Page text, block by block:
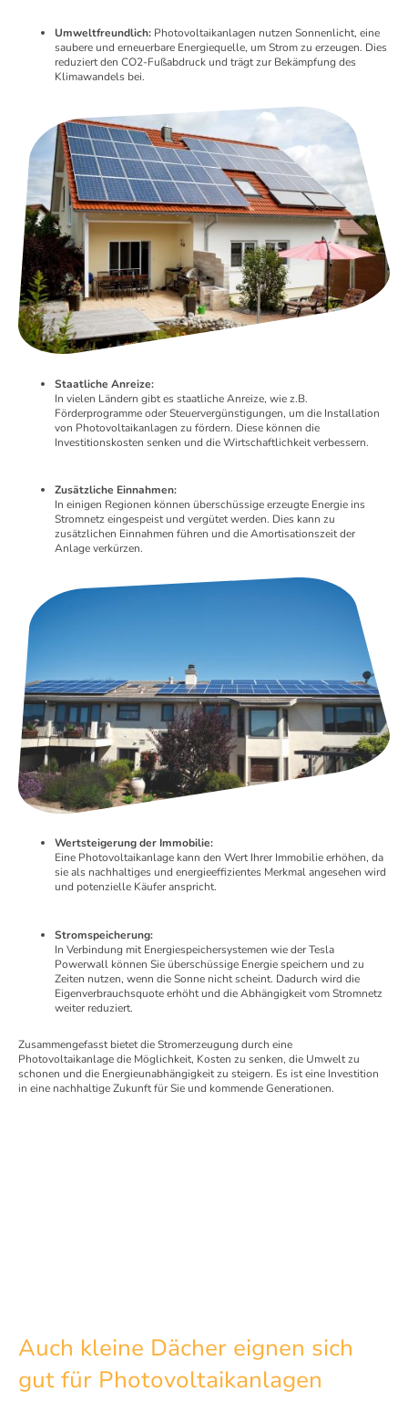
Umweltfreundlich: Photovoltaikanlagen nutzen Sonnenlicht, eine
saubere und erneuerbare Energiequelle, um Strom zu erzeugen. Dies
reduziert den CO2-Fußabdruck und trägt zur Bekämpfung des
Klimawandels bei.
Staatliche Anreize:
In vielen Ländern gibt es staatliche Anreize, wie z.B.
Förderprogramme oder Steuervergünstigungen, um die Installation
von Photovoltaikanlagen zu fördern. Diese können die
Investitionskosten senken und die Wirtschaftlichkeit verbessern.
Zusätzliche Einnahmen:
In einigen Regionen können überschüssige erzeugte Energie ins
Stromnetz eingespeist und vergütet werden. Dies kann zu
zusätzlichen Einnahmen führen und die Amortisationszeit der
Anlage verkürzen.
Wertsteigerung der Immobilie:
Eine Photovoltaikanlage kann den Wert Ihrer Immobilie erhöhen, da
sie als nachhaltiges und energieeffizientes Merkmal angesehen wird
und potenzielle Käufer anspricht.
Stromspeicherung:
In Verbindung mit Energiespeichersystemen wie der Tesla
Powerwall können Sie überschüssige Energie speichern und zu
Zeiten nutzen, wenn die Sonne nicht scheint. Dadurch wird die
Eigenverbrauchsquote erhöht und die Abhängigkeit vom Stromnetz
weiter reduziert.
Zusammengefasst bietet die Stromerzeugung durch eine
Photovoltaikanlage die Möglichkeit, Kosten zu senken, die Umwelt zu
schonen und die Energieunabhängigkeit zu steigern. Es ist eine Investition
in eine nachhaltige Zukunft für Sie und kommende Generationen.
Auch kleine Dächer eignen sich
gut für Photovoltaikanlagen